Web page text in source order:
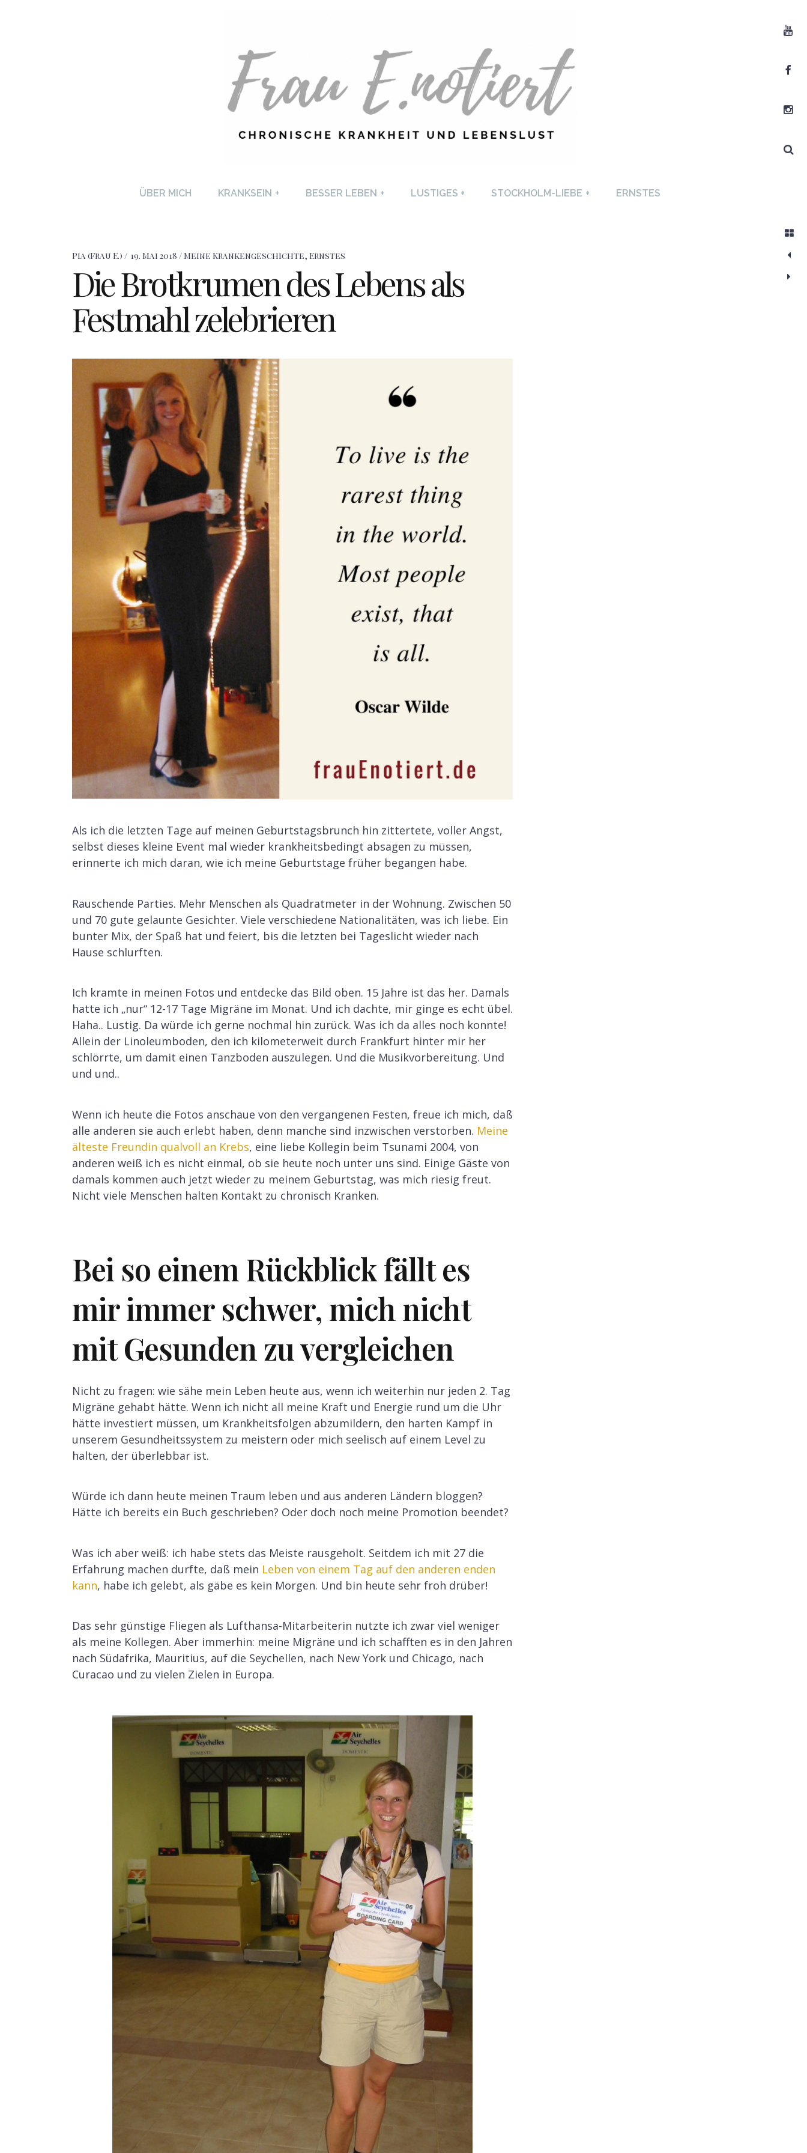
FRAU E. NOTIERT
LEBENSLUST
ÜBER MICH KRANKSEIN + BESSER LEBEN + LUSTIGES + STOCKHOLM-LIEBE + ERNSTES
Pia (Frau E.) 19. Mai 2018 Meine Krankengeschichte, Ernstes
Die Brotkrumen des Lebens als
Festmahl zelebrieren
Als ich die letzten Tage auf meinen Geburtstagsbrunch hin zittertete, voller Angst,
selbst dieses kleine Event mal wieder krankheitsbedingt absagen zu müssen,
erinnerte ich mich daran, wie ich meine Geburtstage früher begangen habe.
Rauschende Parties. Mehr Menschen als Quadratmeter in der Wohnung. Zwischen 50
und 70 gute gelaunte Gesichter. Viele verschiedene Nationalitäten, was ich liebe. Ein
bunter Mix, der Spaß hat und feiert, bis die letzten bei Tageslicht wieder nach
Hause schlurften.
Ich kramte in meinen Fotos und entdecke das Bild oben. 15 Jahre ist das her. Damals
hatte ich „nur“ 12-17 Tage Migräne im Monat. Und ich dachte, mir ginge es echt übel.
Haha.. Lustig. Da würde ich gerne nochmal hin zurück. Was ich da alles noch konnte!
Allein der Linoleumboden, den ich kilometerweit durch Frankfurt hinter mir her
schlörrte, um damit einen Tanzboden auszulegen. Und die Musikvorbereitung. Und
und und..
Wenn ich heute die Fotos anschaue von den vergangenen Festen, freue ich mich, daß
alle anderen sie auch erlebt haben, denn manche sind inzwischen verstorben. Meine
älteste Freundin qualvoll an Krebs, eine liebe Kollegin beim Tsunami 2004, von
anderen weiß ich es nicht einmal, ob sie heute noch unter uns sind. Einige Gäste von
damals kommen auch jetzt wieder zu meinem Geburtstag, was mich riesig freut.
Nicht viele Menschen halten Kontakt zu chronisch Kranken.
Bei so einem Rückblick fällt es
mir immer schwer, mich nicht
mit Gesunden zu vergleichen
Nicht zu fragen: wie sähe mein Leben heute aus, wenn ich weiterhin nur jeden 2. Tag
Migräne gehabt hätte. Wenn ich nicht all meine Kraft und Energie rund um die Uhr
hätte investiert müssen, um Krankheitsfolgen abzumildern, den harten Kampf in
unserem Gesundheitssystem zu meistern oder mich seelisch auf einem Level zu
halten, der überlebbar ist.
Würde ich dann heute meinen Traum leben und aus anderen Ländern bloggen?
Hätte ich bereits ein Buch geschrieben? Oder doch noch meine Promotion beendet?
Was ich aber weiß: ich habe stets das Meiste rausgeholt. Seitdem ich mit 27 die
Erfahrung machen durfte, daß mein Leben von einem Tag auf den anderen enden
kann, habe ich gelebt, als gäbe es kein Morgen. Und bin heute sehr froh drüber!
Das sehr günstige Fliegen als Lufthansa-Mitarbeiterin nutzte ich zwar viel weniger
als meine Kollegen. Aber immerhin: meine Migräne und ich schafften es in den Jahren
nach Südafrika, Mauritius, auf die Seychellen, nach New York und Chicago, nach
Curacao und zu vielen Zielen in Europa.